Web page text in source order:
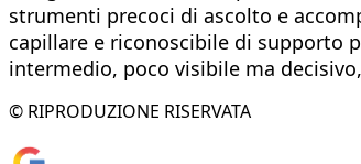
strumenti precoci di ascolto e
capillare e riconoscibile di supporto
intermedio, poco visibile ma
© RIPRODUZIONE RISERVATA